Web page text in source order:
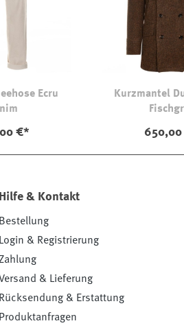
Ecru
€*
Kurzmantel
Hilfe & Kontakt
Bestellung
Login & Registrierung
& Lieferung
Rücksendung & Erstattung
Produktanfragen